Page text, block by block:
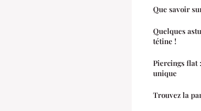
Que savoir
Quelques
tétine !
Piercings flat
unique
Trouvez la